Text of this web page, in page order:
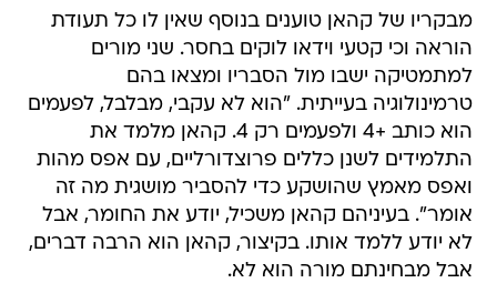
מבקריו של קהאן טוענים בנוסף שאין לו כל תעודת
הוראה וכי קטעי וידאו לוקים בחסר. שני מורים
למתמטיקה ישבו מול הסבריו ומצאו בהם
טרמינולוגיה בעייתית. "הוא לא עקבי, מבלבל, לפעמים
הוא כותב +4 ולפעמים רק 4. קהאן מלמד את
התלמידים לשנן כללים פרוצדורליים, עם אפס מהות
ואפס מאמץ שהושקע כדי להסביר מושגית מה זה
אומר". בעיניהם קהאן משכיל, יודע את החומר, אבל
לא יודע ללמד אותו. בקיצור, קהאן הוא הרבה דברים,
אבל מבחינתם מורה הוא לא.